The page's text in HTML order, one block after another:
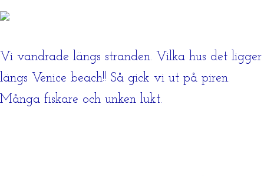
Vi vandrade längs stranden. Vilka hus det ligger
längs Venice beach!! Så gick vi ut på piren.
Många fiskare och unken lukt.